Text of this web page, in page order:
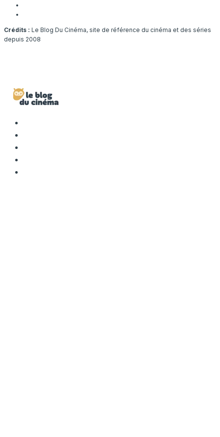
Crédits : Le Blog Du Cinéma, site de référence du cinéma et des séries
depuis 2008